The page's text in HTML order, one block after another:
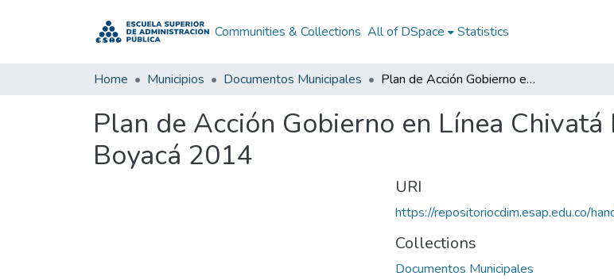
Communities & Collections All of DSpace Statistics
Home Municipios Documentos Municipales Plan de Acción Gobierno en Línea Chivatá Boyacá 2014: PAGEL Chivatá Boyacá 2014
Plan de Acción Gobierno en Línea
Boyacá 2014
URI
https://repositoriocdim.esap.edu.co/
Collections
Documentos Municipales